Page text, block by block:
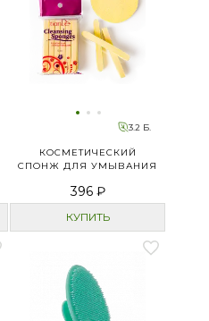
3.2 Б.
КОСМЕТИЧЕСКИЙ
СПОНЖ ДЛЯ УМЫВАНИЯ
396 ₽
КУПИТЬ